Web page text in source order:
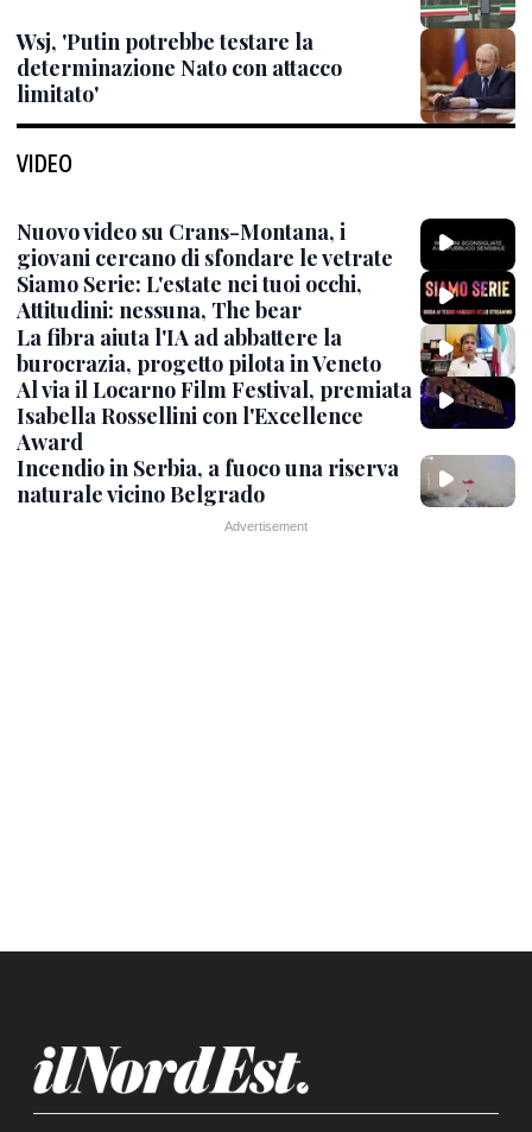
Wsj, 'Putin potrebbe testare la
determinazione Nato con attacco
limitato'
VIDEO
Nuovo video su Crans-Montana, i
giovani cercano di sfondare le vetrate
Siamo Serie: L'estate nei tuoi occhi,
Attitudini: nessuna, The bear
La fibra aiuta l'IA ad abbattere la
burocrazia, progetto pilota in Veneto
Al via il Locarno Film Festival, premiata
Isabella Rossellini con l'Excellence
Award
Incendio in Serbia, a fuoco una riserva
naturale vicino Belgrado